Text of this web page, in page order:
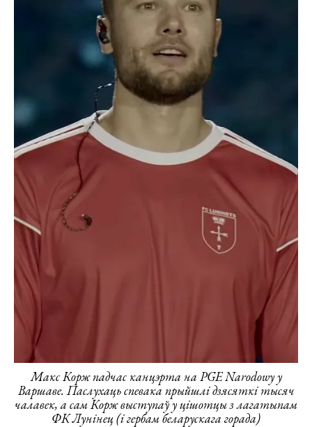
Макс Корж падчас канцэрта на PGE Narodowy у
Варшаве. Паслухаць спевака прыйшлі дзясяткі тысяч
чалавек, а сам Корж выступаў у цішотцы з лагатыпам
ФК Лунінец (і гербам беларускага горада)